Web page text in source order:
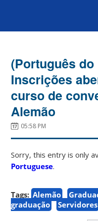
(Português
Inscrições
curso de
Alemão
05:58 PM
Sorry, this entry is only
Portuguese.
Tags: Alemão
graduação
Servidores